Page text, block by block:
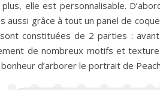
elle est personnalisable.
aussi grâce à tout un panel de
constituées de 2 parties :
de nombreux motifs et
d’arborer le portrait de